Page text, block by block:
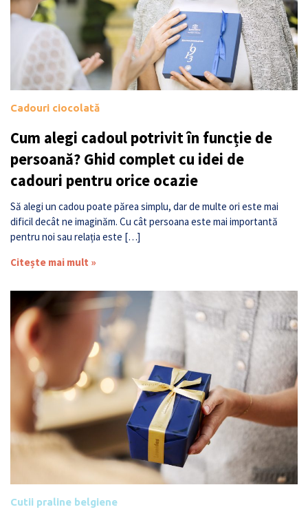
Cadouri ciocolată
Cum alegi cadoul potrivit în funcție de
persoană? Ghid complet cu idei de
cadouri pentru orice ocazie
Să alegi un cadou poate părea simplu, dar de multe ori este mai
dificil decât ne imaginăm. Cu cât persoana este mai importantă
pentru noi sau relația este […]
Citește mai mult »
Cutii praline belgiene